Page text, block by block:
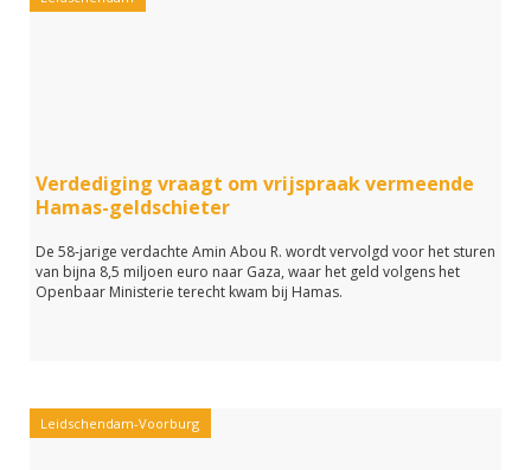
Verdediging vraagt om vrijspraak vermeende
Hamas-geldschieter
De 58-jarige verdachte Amin Abou R. wordt vervolgd voor het sturen
van bijna 8,5 miljoen euro naar Gaza, waar het geld volgens het
Openbaar Ministerie terecht kwam bij Hamas.
Leidschendam-Voorburg